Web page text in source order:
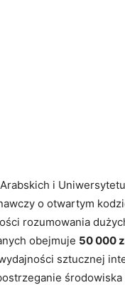
i
o otwartym
rozumowania
obejmuje 50 000
sztucznej